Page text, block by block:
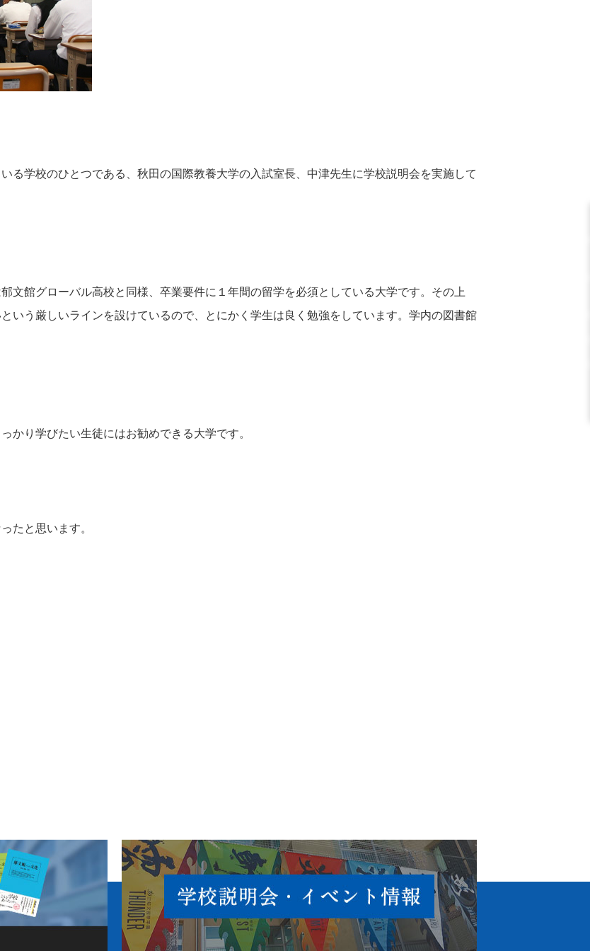
る学校のひとつである、秋田の国際教養大学の入試室長、中津先生に学校説明会を実施して
文館グローバル高校と同様、卒業要件に１年間の留学を必須としている大学です。 その上
いう厳しいラインを設けているので、とにかく学生は良く勉強をしています。学内の図書館
かり学びたい生徒にはお勧めできる大学です。
たと思います。